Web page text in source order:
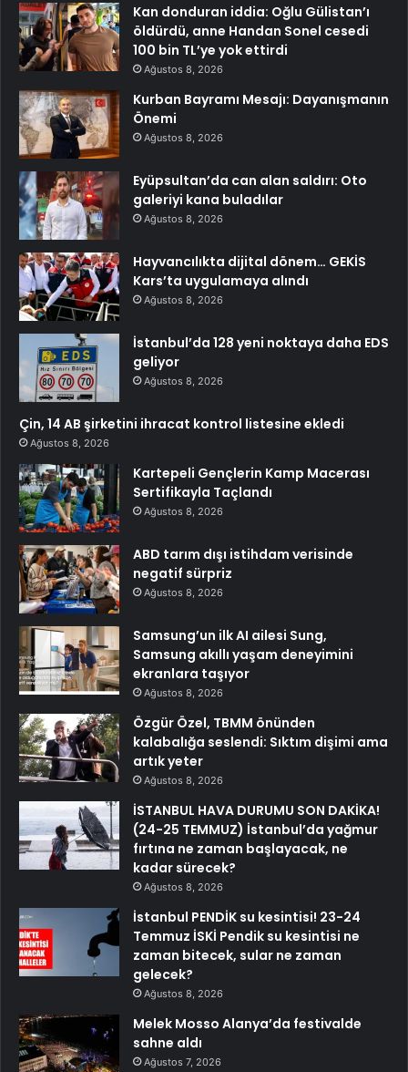
Kan donduran iddia: Oğlu Gülistan’ı
öldürdü, anne Handan Sonel cesedi
100 bin TL’ye yok ettirdi
Ağustos 8, 2026
Kurban Bayramı Mesajı: Dayanışmanın
Önemi
Ağustos 8, 2026
Eyüpsultan’da can alan saldırı: Oto
galeriyi kana buladılar
Ağustos 8, 2026
Hayvancılıkta dijital dönem… GEKİS
Kars’ta uygulamaya alındı
Ağustos 8, 2026
İstanbul’da 128 yeni noktaya daha EDS
geliyor
Ağustos 8, 2026
Çin, 14 AB şirketini ihracat kontrol listesine ekledi
Ağustos 8, 2026
Kartepeli Gençlerin Kamp Macerası
Sertifikayla Taçlandı
Ağustos 8, 2026
ABD tarım dışı istihdam verisinde
negatif sürpriz
Ağustos 8, 2026
Samsung’un ilk AI ailesi Sung,
Samsung akıllı yaşam deneyimini
ekranlara taşıyor
Ağustos 8, 2026
Özgür Özel, TBMM önünden
kalabalığa seslendi: Sıktım dişimi ama
artık yeter
Ağustos 8, 2026
İSTANBUL HAVA DURUMU SON DAKİKA!
(24-25 TEMMUZ) İstanbul’da yağmur
fırtına ne zaman başlayacak, ne
kadar sürecek?
Ağustos 8, 2026
İstanbul PENDİK su kesintisi! 23-24
Temmuz İSKİ Pendik su kesintisi ne
zaman bitecek, sular ne zaman
gelecek?
Ağustos 8, 2026
Melek Mosso Alanya’da festivalde
sahne aldı
Ağustos 7, 2026